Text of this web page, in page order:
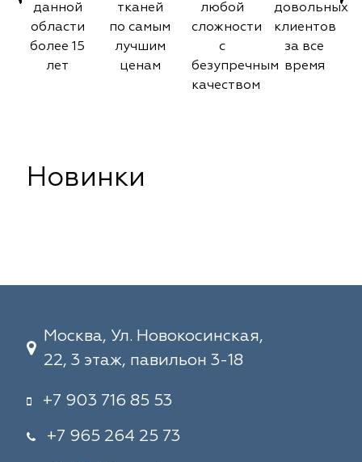
данной
области
более 15
лет
тканей
по самым
лучшим
ценам
любой
сложности
с
безупречным
качеством
довольных
клиентов
за все
время
Новинки
Москва, Ул. Новокосинская,
22, 3 этаж, павильон 3-18
+7 903 716 85 53
+7 965 264 25 73